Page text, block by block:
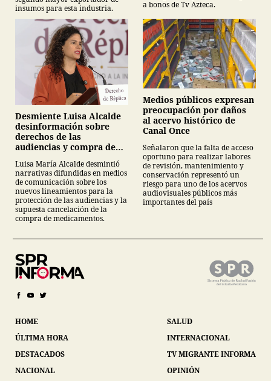
insumos para esta industria.
a bonos de Tv Azteca.
Desmiente Luisa Alcalde
desinformación sobre
derechos de las
audiencias y compra de
Luisa María Alcalde desmintió
narrativas difundidas en medios
de comunicación sobre los
nuevos lineamientos para la
protección de las audiencias y la
supuesta cancelación de la
compra de medicamentos.
Medios públicos expresan
preocupación por daños
al acervo histórico de
Canal Once
Señalaron que la falta de acceso
oportuno para realizar labores
de revisión, mantenimiento y
conservación representó un
riesgo para uno de los acervos
audiovisuales públicos más
importantes del país
HOME
ÚLTIMA HORA
DESTACADOS
NACIONAL
SALUD
INTERNACIONAL
TV MIGRANTE INFORMA
OPINIÓN